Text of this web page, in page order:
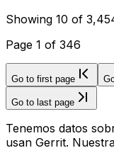
Showing 10 of
Page 1 of 346
Go to first page
Go to last page
Tenemos datos
usan Gerrit.